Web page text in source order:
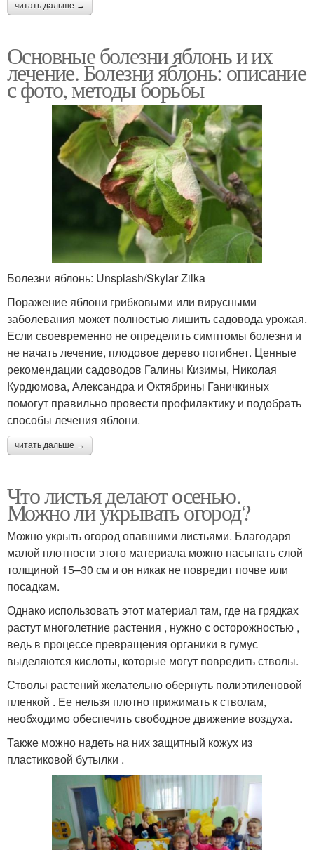
читать дальше →
Основные болезни яблонь и их
лечение. Болезни яблонь: описание
с фото, методы борьбы
Болезни яблонь: Unsplash/Skylar Zilka
Поражение яблони грибковыми или вирусными
заболевания может полностью лишить садовода урожая.
Если своевременно не определить симптомы болезни и
не начать лечение, плодовое дерево погибнет. Ценные
рекомендации садоводов Галины Кизимы, Николая
Курдюмова, Александра и Октябрины Ганичкиных
помогут правильно провести профилактику и подобрать
способы лечения яблони.
читать дальше →
Что листья делают осенью.
Можно ли укрывать огород?
Можно укрыть огород опавшими листьями. Благодаря
малой плотности этого материала можно насыпать слой
толщиной 15–30 см и он никак не повредит почве или
посадкам.
Однако использовать этот материал там, где на грядках
растут многолетние растения , нужно с осторожностью ,
ведь в процессе превращения органики в гумус
выделяются кислоты, которые могут повредить стволы.
Стволы растений желательно обернуть полиэтиленовой
пленкой . Ее нельзя плотно прижимать к стволам,
необходимо обеспечить свободное движение воздуха.
Также можно надеть на них защитный кожух из
пластиковой бутылки .